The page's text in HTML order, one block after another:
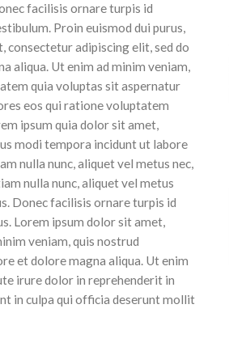
facilisis ornare turpis id
Proin euismod dui purus,
consectetur adipiscing elit, sed do
aliqua. Ut enim ad minim veniam,
quia voluptas sit aspernatur
eos qui ratione voluptatem
ipsum quia dolor sit amet,
modi tempora incidunt ut labore
nulla nunc, aliquet vel metus nec,
nulla nunc, aliquet vel metus
Donec facilisis ornare turpis id
Lorem ipsum dolor sit amet,
veniam, quis nostrud
et dolore magna aliqua. Ut enim
irure dolor in reprehenderit in
in culpa qui officia deserunt mollit